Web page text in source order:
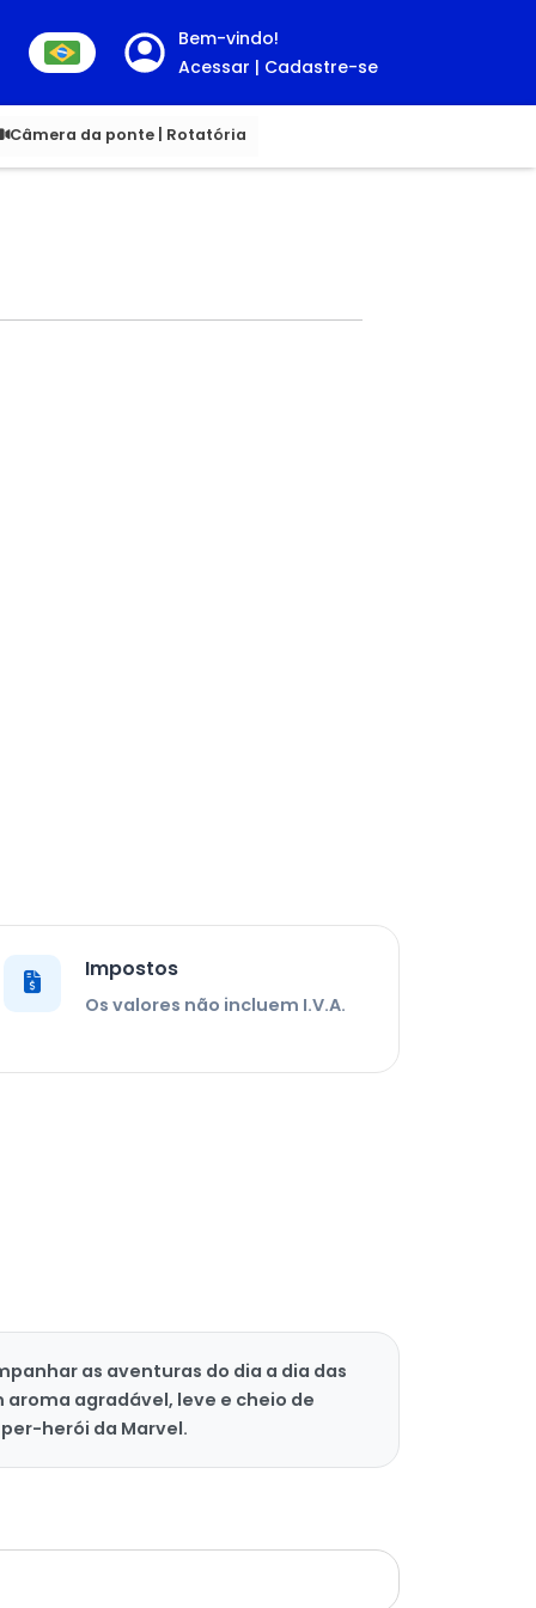
Bem-vindo!
Acessar | Cadastre-se
Câmera da ponte | Rotatória
Impostos
Os valores não incluem I.V.A.
as aventuras do dia a dia das
agradável, leve e cheio de
herói da Marvel.